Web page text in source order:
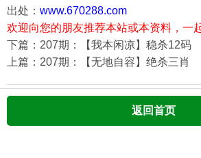
出处： www.670288.com
欢迎向您的朋友推荐本站或本资料，一
下篇：207期：【我本闲凉】稳杀12码
上篇：207期：【无地自容】绝杀三肖
返回首页